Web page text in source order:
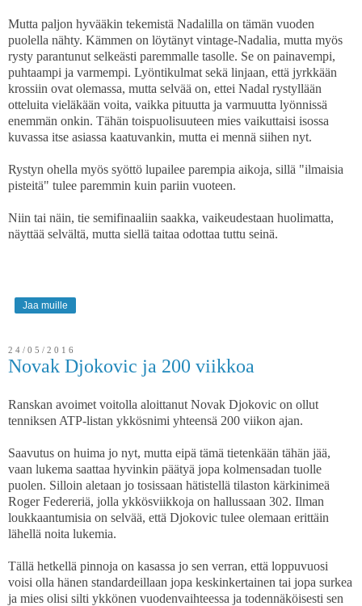
Mutta paljon hyvääkin tekemistä Nadalilla on tämän vuoden
puolella nähty. Kämmen on löytänyt vintage-Nadalia, mutta myös
rysty parantunut selkeästi paremmalle tasolle. Se on painavempi,
puhtaampi ja varmempi. Lyöntikulmat sekä linjaan, että jyrkkään
krossiin ovat olemassa, mutta selvää on, ettei Nadal rystyllään
otteluita vieläkään voita, vaikka pituutta ja varmuutta lyönnissä
enemmän onkin. Tähän toispuolisuuteen mies vaikuttaisi isossa
kuvassa itse asiassa kaatuvankin, mutta ei mennä siihen nyt.
Rystyn ohella myös syöttö lupailee parempia aikoja, sillä "ilmaisia
pisteitä" tulee paremmin kuin pariin vuoteen.
Niin tai näin, tie semifinaaliin saakka, vaikeudestaan huolimatta,
näyttää selvältä, mutta siellä taitaa odottaa tuttu seinä.
Jaa muille
24/05/2016
Novak Djokovic ja 200 viikkoa
Ranskan avoimet voitolla aloittanut Novak Djokovic on ollut
tenniksen ATP-listan ykkösnimi yhteensä 200 viikon ajan.
Saavutus on huima jo nyt, mutta eipä tämä tietenkään tähän jää,
vaan lukema saattaa hyvinkin päätyä jopa kolmensadan tuolle
puolen. Silloin aletaan jo tosissaan hätistellä tilaston kärkinimeä
Roger Federeriä, jolla ykkösviikkoja on hallussaan 302. Ilman
loukkaantumisia on selvää, että Djokovic tulee olemaan erittäin
lähellä noita lukemia.
Tällä hetkellä pinnoja on kasassa jo sen verran, että loppuvuosi
voisi olla hänen standardeillaan jopa keskinkertainen tai jopa surkea
ja mies olisi silti ykkönen vuodenvaihteessa ja todennäköisesti sen